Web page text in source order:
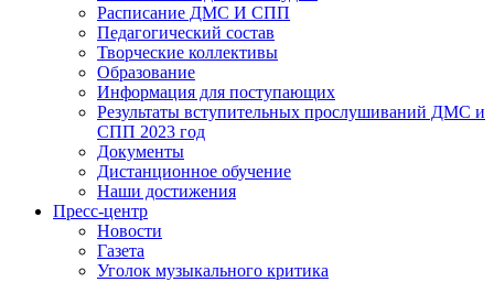
Расписание ДМС И СПП
Педагогический состав
Творческие коллективы
Образование
Информация для поступающих
Результаты вступительных прослушиваний ДМС и
СПП 2023 год
Документы
Дистанционное обучение
Наши достижения
Пресс-центр
Новости
Газета
Уголок музыкального критика